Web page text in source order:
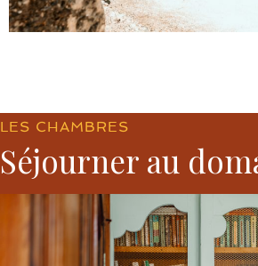
LES CHAMBRES
Séjourner au